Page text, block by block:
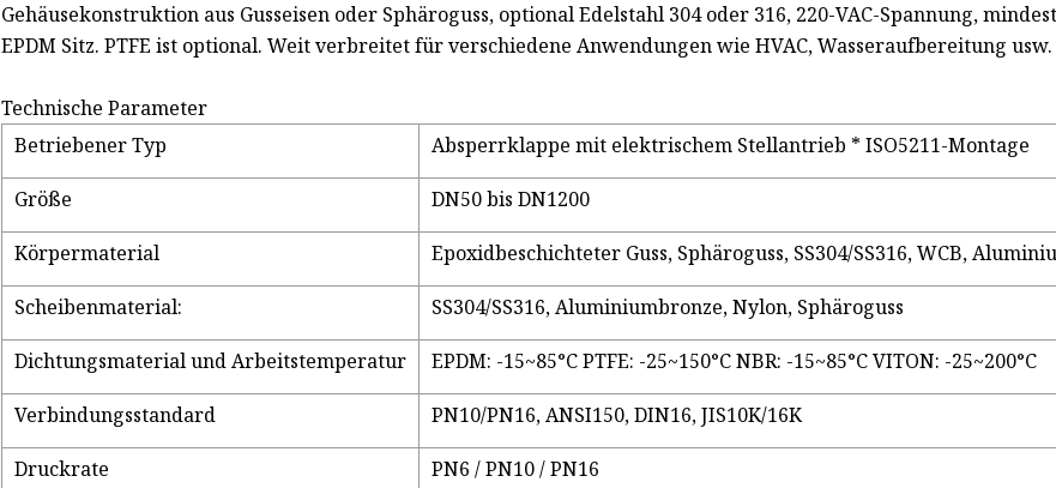
Gehäusekonstruktion aus Gusseisen oder Sphäroguss, optional Edelstahl 304 oder 316, 220-VAC-Spannung,
EPDM Sitz. PTFE ist optional. Weit verbreitet für verschiedene Anwendungen wie HVAC, Wasseraufbereitung
Technische Parameter
Betriebener Typ
Absperrklappe mit elektrischem Stellantrieb * ISO5211-Montage
Größe DN50 bis DN1200
Körpermaterial Epoxidbeschichteter Guss, Sphäroguss, SS304/SS316, WCB,
Scheibenmaterial: SS304/SS316, Aluminiumbronze, Nylon, Sphäroguss
Dichtungsmaterial und Arbeitstemperatur EPDM: -15~85°C PTFE: -25~150°C NBR: -15~85°C VITON: -25~200°C
Verbindungsstandard PN10/PN16, ANSI150, DIN16, JIS10K/16K
Druckrate PN6 / PN10 / PN16